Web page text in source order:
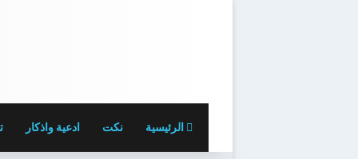
الرئيسية نكت ادعية واذكار